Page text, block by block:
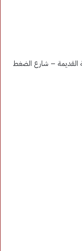
القديمة – شارع الضغط